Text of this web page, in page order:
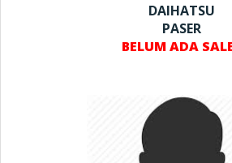
DAIHATSU
PASER
BELUM ADA